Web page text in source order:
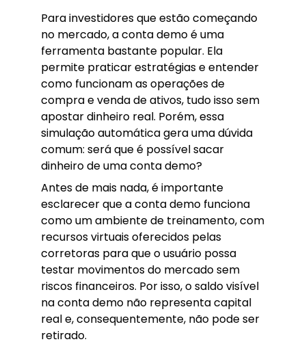
Para investidores que estão começando
no mercado, a conta demo é uma
ferramenta bastante popular. Ela
permite praticar estratégias e entender
como funcionam as operações de
compra e venda de ativos, tudo isso sem
apostar dinheiro real. Porém, essa
simulação automática gera uma dúvida
comum: será que é possível sacar
dinheiro de uma conta demo?
Antes de mais nada, é importante
esclarecer que a conta demo funciona
como um ambiente de treinamento, com
recursos virtuais oferecidos pelas
corretoras para que o usuário possa
testar movimentos do mercado sem
riscos financeiros. Por isso, o saldo visível
na conta demo não representa capital
real e, consequentemente, não pode ser
retirado.